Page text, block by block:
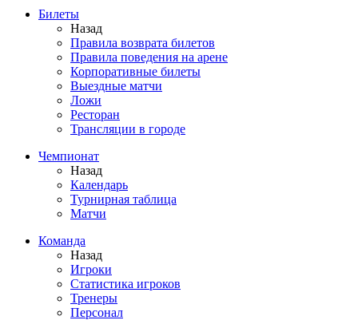
Билеты
Назад
Правила возврата билетов
Правила поведения на арене
Корпоративные билеты
Выездные матчи
Ложи
Ресторан
Трансляции в городе
Чемпионат
Назад
Календарь
Турнирная таблица
Матчи
Команда
Назад
Игроки
Статистика игроков
Тренеры
Персонал